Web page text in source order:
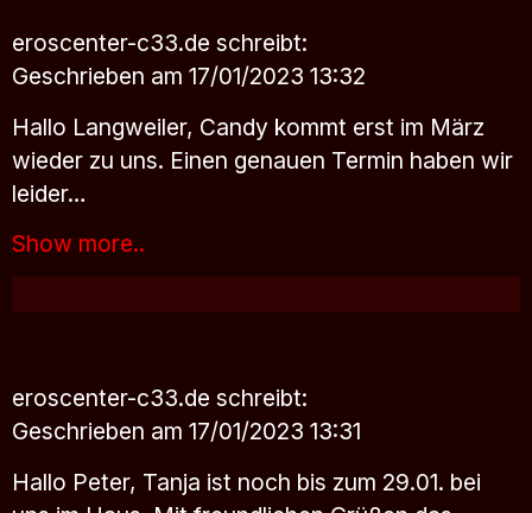
eroscenter-c33.de schreibt:
Geschrieben am 17/01/2023 13:32
Hallo Langweiler, Candy kommt erst im März
wieder zu uns. Einen genauen Termin haben wir
leider…
Show more..
eroscenter-c33.de schreibt:
Geschrieben am 17/01/2023 13:31
Hallo Peter, Tanja ist noch bis zum 29.01. bei